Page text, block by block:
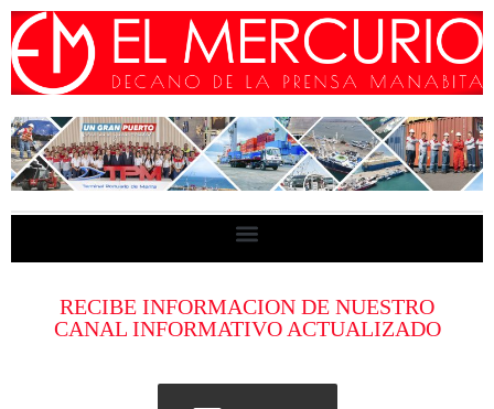
RECIBE INFORMACION DE NUESTRO
CANAL INFORMATIVO ACTUALIZADO